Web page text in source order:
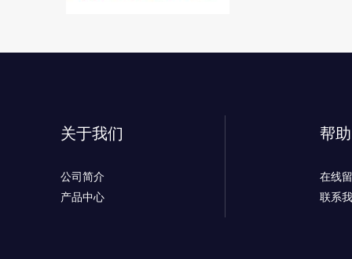
关于我们
公司简介
产品中心
帮
在线
联系